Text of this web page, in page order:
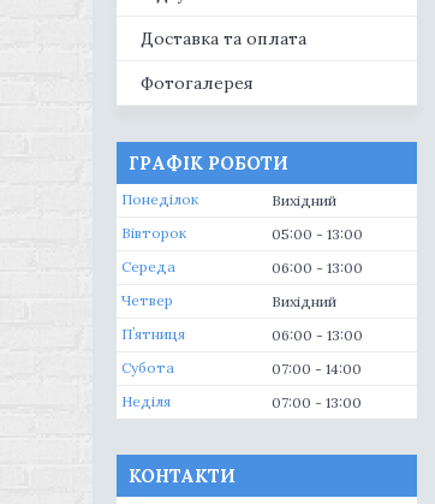
Доставка та оплата
Фотогалерея
ГРАФІК РОБОТИ
Понеділок
Вихідний
Вівторок
05:00
13:00
Середа
06:00
13:00
Четвер
Вихідний
Пʼятниця
06:00
13:00
Субота
07:00
14:00
Неділя
07:00 13:00
КОНТАКТИ